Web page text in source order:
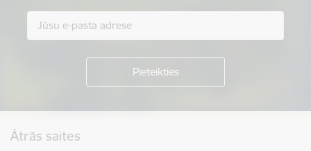
Ātrās saites